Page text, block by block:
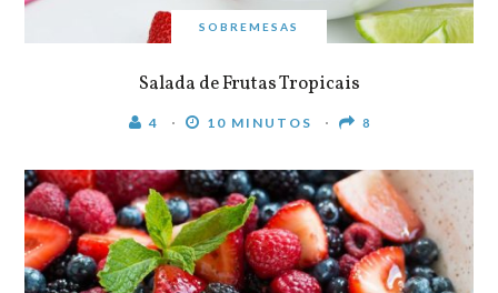
SOBREMESAS
Salada de Frutas Tropicais
4 10 MINUTOS 8